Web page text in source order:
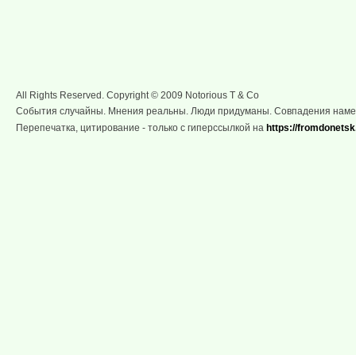
All Rights Reserved. Copyright © 2009 Notorious T & Co
События случайны. Мнения реальны. Люди придуманы. Совпадения
Перепечатка, цитирование - только с гиперссылкой на https://